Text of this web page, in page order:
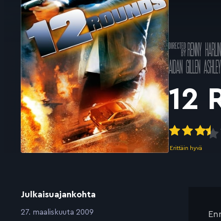
Ohjannut
kRENNY HARLIN
Pääosissa
AIDAN GILLEN
12
Erittäin hyvä
Julkaisuajankohta
:27. maaliskuuta 2009